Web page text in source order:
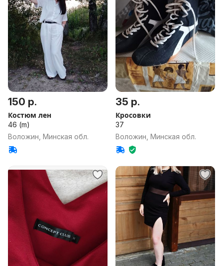
150 р.
Костюм лен
46 (m)
Воложин, Минская обл.
35 р.
Кросовки
37
Воложин, Минская обл.